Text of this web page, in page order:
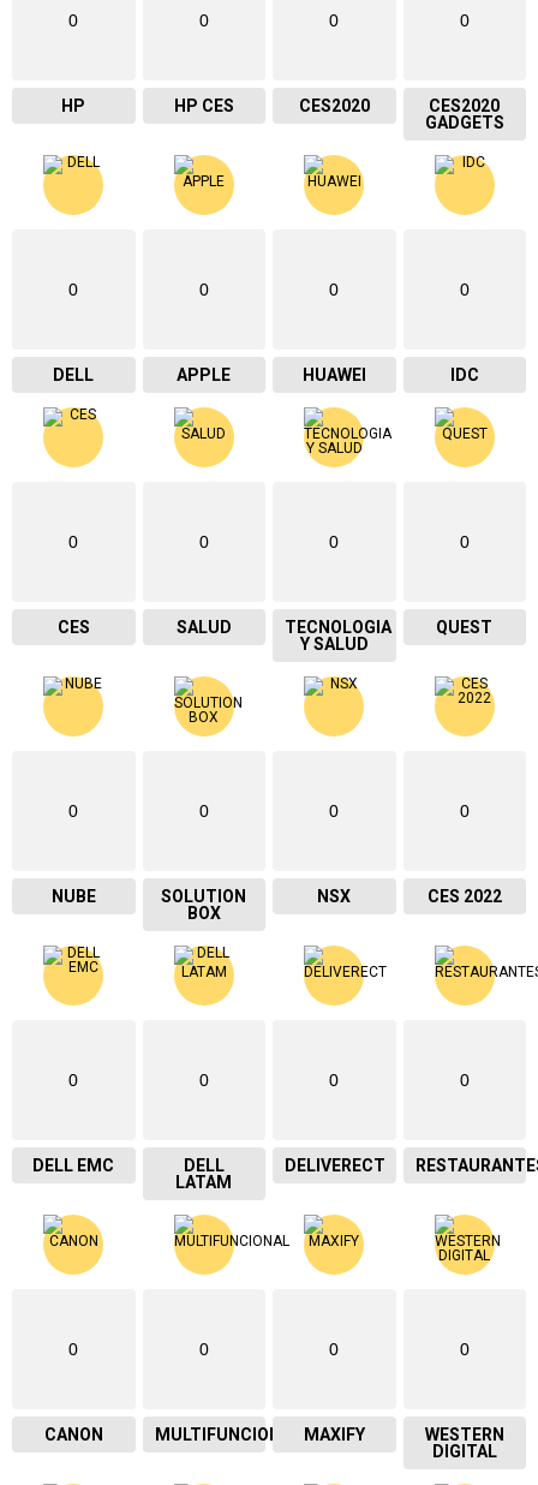
0
HP
0
HP CES
0
CES2020
0
CES2020
GADGETS
0
DELL
0
APPLE
0
HUAWEI
0
IDC
0
CES
0
SALUD
0
TECNOLOGIA
Y SALUD
0
QUEST
0
NUBE
0
SOLUTION
BOX
0
NSX
0
CES 2022
0
DELL EMC
0
DELL
LATAM
0
DELIVERECT
0
0
CANON
0
MULTIFUNCIONAL
0
MAXIFY
0
WESTERN
DIGITAL